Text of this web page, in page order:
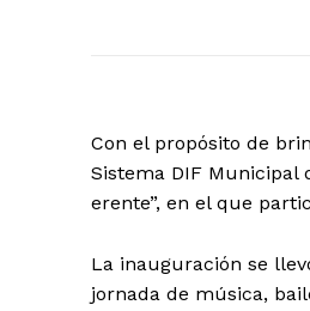
Con el propósito de
Sistema DIF Municipal
erente”, en el que
La inauguración se
jornada de música,